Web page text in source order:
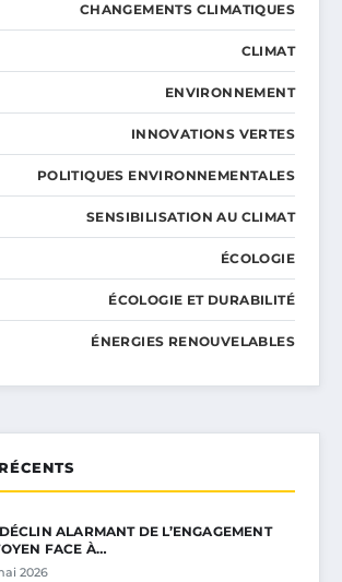
CHANGEMENTS CLIMATIQUES
CLIMAT
ENVIRONNEMENT
INNOVATIONS VERTES
POLITIQUES ENVIRONNEMENTALES
SENSIBILISATION AU CLIMAT
ÉCOLOGIE
ÉCOLOGIE ET DURABILITÉ
ÉNERGIES RENOUVELABLES
ALARMANT DE L’ENGAGEMENT
FACE À…
2026